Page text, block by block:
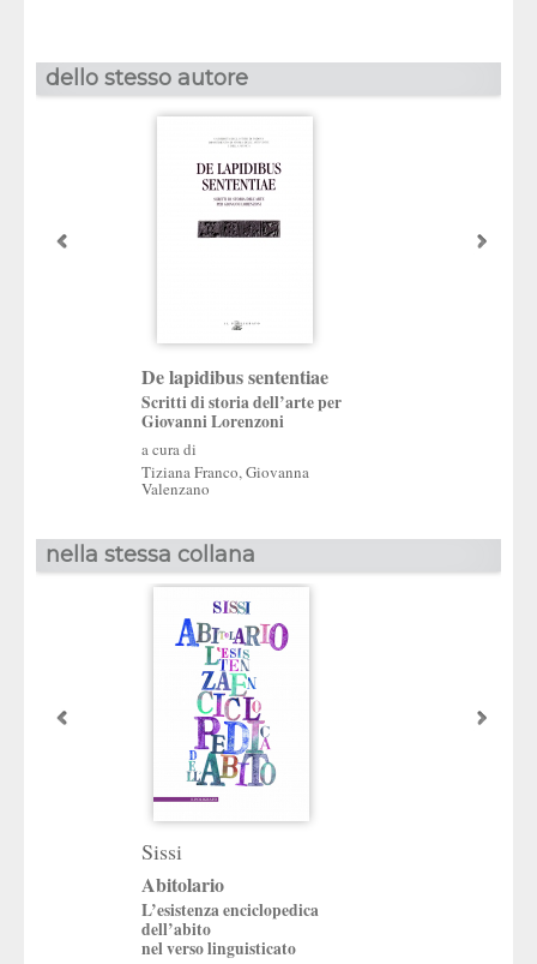
dello stesso autore
De lapidibus sententiae
Scritti di storia dell’arte per
Giovanni Lorenzoni
a cura di
Tiziana Franco,Giovanna
Valenzano
nella stessa collana
Sissi
Abitolario
L’esistenza enciclopedica
dell’abito
nel verso linguisticato